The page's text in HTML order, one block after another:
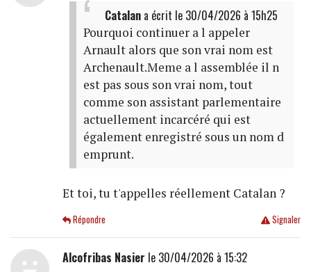
Catalana écrit le 30/04/2026 à 15h25
Pourquoi continuer a l appeler
Arnault alors que son vrai nom est
Archenault.Meme a l assemblée il n
est pas sous son vrai nom, tout
comme son assistant parlementaire
actuellement incarcéré qui est
également enregistré sous un nom d
emprunt.
Et toi, tu t'appelles réellement Catalan ?
Signaler
Répondre
Alcofribas Nasier le 30/04/2026 à 15:32